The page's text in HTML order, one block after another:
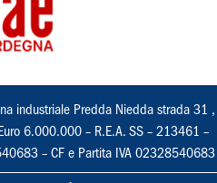
industriale Predda Niedda strada 31 ,
6.000.000 – R.E.A. SS – 213461 –
– CF e Partita IVA 02328540683